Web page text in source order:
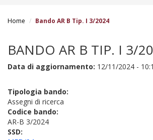
Home Bando AR B Tip. I 3/2024
BANDO AR B TIP. I 3/
Data di aggiornamento: 12/11/2024 -
Tipologia bando:
Assegni di ricerca
Codice bando:
AR-B 3/2024
SSD: